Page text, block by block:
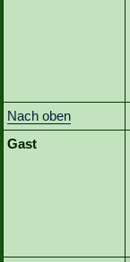
Nach oben
Gast